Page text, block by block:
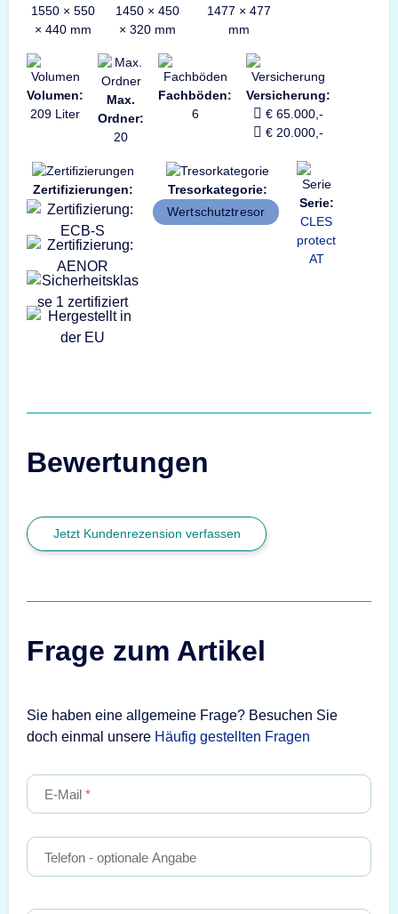
1550 × 550
× 440 mm
1450 × 450
× 320 mm
1477 × 477
mm
Volumen:
209 Liter
Max.
Ordner:
20
Fachböden:
6
Versicherung:
€ 65.000,-
€ 20.000,-
Zertifizierungen:
Tresorkategorie:
Wertschutztresor
Serie:
CLES
protect
AT
Bewertungen
Jetzt Kundenrezension verfassen
Frage zum Artikel
Sie haben eine allgemeine Frage? Besuchen Sie
doch einmal unsere Häufig gestellten Fragen
E-Mail
Telefon - optionale Angabe